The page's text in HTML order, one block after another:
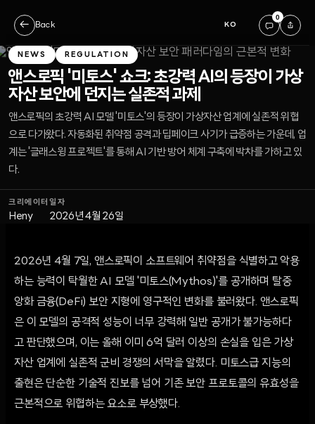
← Back KO
0
NEWS REGULATION
앤스로픽 '미토스' 쇼크: 초강력 AI의 등장이 가상
자산 보안에 던지는 실존적 과제
앤스로픽의 초강력 AI 모델 '미토스'의 등장이 가상자산 업계에 실존적 위협
으로 다가왔다. 자동화된 취약점 공격과 딥페이크 사기가 급증하는 가운데, 업
계는 '글래스윙 프로젝트'를 통해 AI 기반 방어 체계 구축에 박차를 가하고 있
다.
크리에이터
Heny
일자
2026년 4월 26일
2026년 4월 7일, 앤스로픽이 소프트웨어 취약점을 식별하고 악용
하는 능력이 탁월한 AI 모델 '미토스(Mythos)'를 공개하며 탈중
앙화 금융(DeFi) 보안 지형에 영구적인 변화를 불러왔다. 앤스로픽
은 이 모델의 공격적 성능이 너무 강력해 일반 공개가 불가능하다
고 판단했으며, 이는 올해 이미 6억 달러 이상의 손실을 입은 가상
자산 업계에 실존적 군비 경쟁의 서막을 알렸다. 미토스급 지능의
출현은 단순한 기술적 진보를 넘어 기존 보안 프로토콜의 유효성을
근본적으로 위협하는 요소로 부상했다.